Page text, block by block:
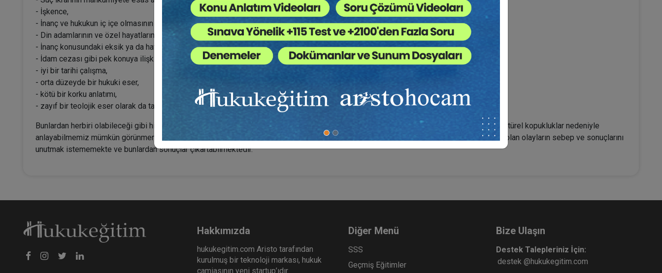
- İşkence,
- İnanç ve hukukun iç içe olmasının yargılamalara etkisi,
- Din adamlarının ve özel hayatlarının yargılamalara etkisi,
- İnanç konusundaki eksik ya da hatalı bilginin yargılamalara etkisi,
- İdam cezası gibi pek konuya ilişkin değerlendirme yapılmasının mümkün olduğunu gördük. Bu sınıflandırmaya göre elinizdeki kitap;
- iyi bir tarihi çalışma,
- orta düzeyde bir hukuki eser,
- kötü bir korku anlatımı,
- zayıf bir teolojik eser olarak da tanımlanabilir.
Bunlardan herbiri olabileceği gibi hiçbirisi de olmayabilir. Tarihte benzer bir olay olup olmadığını, konuyla ilgili araştırmaların sınırlı oluşu, kültürel kopukluklar nedeniyle
anlayabilmemiz mümkün görünmemektedir. Ancak görünen odur ki Amerikan toplumu 300 sene önce yaşanan ve 19 kişinin idamına neden olan olayların sebep ve sonuçlarını
unutmak istememekte ve bunlardan sonuçlar çıkartabilmektedir.
Hakkımızda
hukukegitim.com Aristo tarafından
kurulmuş bir teknoloji markası, hukuk
camiasının yeni startup’ıdır.
Diğer Menü
SSS
Geçmiş Eğitimler
Bize Ulaşın
Destek Talepleriniz İçin:
destek @hukukegitim.com